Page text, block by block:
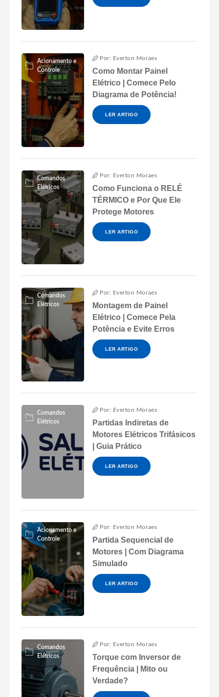
Acionamento e
Controle
Por: Everton Moraes
Como Montar Painel
Elétrico | Comece Pelo
Diagrama de Potência!
LER ARTIGO
Comandos
Elétricos
Por: Everton Moraes
Como Funciona o RELÉ
TÉRMICO e Por Que Ele
Protege Motores
LER ARTIGO
Comandos
Elétricos
Por: Everton Moraes
Montagem de Painel
Elétrico | Comece Pela
Potência e Evite Erros
LER ARTIGO
Comandos
Elétricos
Por: Everton Moraes
Partidas Indiretas de
Motores Elétricos Trifásicos
| Guia Prático
LER ARTIGO
Acionamento e
Controle
Por: Everton Moraes
Partida Sequencial de
Motores | Com Diagrama
Simulado
LER ARTIGO
Comandos
Elétricos
Por: Everton Moraes
Torque com Inversor de
Frequência | Mito ou
Verdade?